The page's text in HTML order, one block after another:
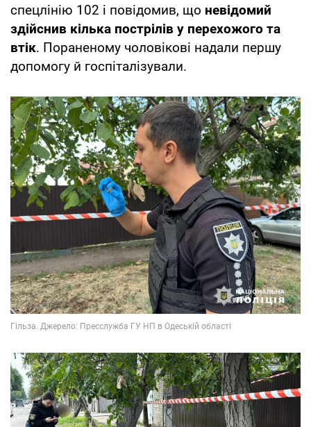
спецлінію 102 і повідомив, що невідомий
здійснив кілька пострілів у перехожого та
втік. Пораненому чоловікові надали першу
допомогу й госпіталізували.